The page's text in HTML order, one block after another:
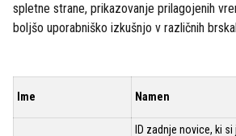
spletne strane, prikazovanje prilagojenih
boljšo uporabniško izkušnjo v različnih
Ime Namen
ID zadnje novice, ki si